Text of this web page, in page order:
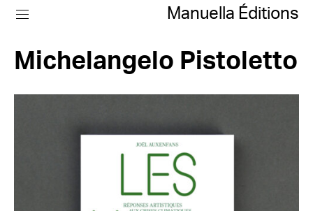
Manuella Éditions
Michelangelo Pistoletto